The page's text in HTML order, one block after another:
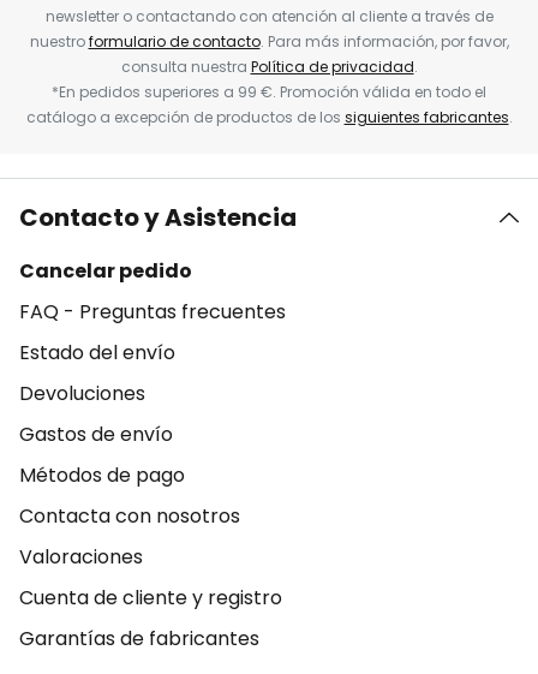
newsletter o contactando con atención al cliente a través de
nuestroformulario de contacto. Para más información, por favor,
consulta nuestra Política de privacidad.
*En pedidos superiores a 99 €. Promoción válida en todo el
catálogo a excepción de productos de los siguientes fabricantes.
Contacto y Asistencia
Cancelar pedido
FAQ - Preguntas frecuentes
Estado del envío
Devoluciones
Gastos de envío
Métodos de pago
Contacta con nosotros
Valoraciones
Cuenta de cliente y registro
Garantías de fabricantes